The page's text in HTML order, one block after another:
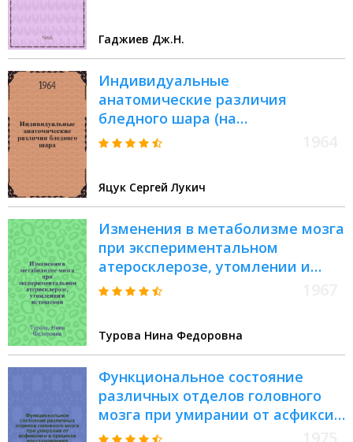
Гаджиев Дж.Н.
Индивидуальные
анатомические различия
бледного шара (на
горизонтальном срезе)
дис. на соискание учен. степени
кандидата мед. наук
Яцук Сергей Лукич
Изменения в метаболизме мозга
при экспериментальном
атеросклерозе, утомлении и
истощении : Автореферат дис. на
Турова Нина Федоровна
Функциональное состояние
различных отделов головного
мозга при умирании от асфиксии
и в процессе восстановления